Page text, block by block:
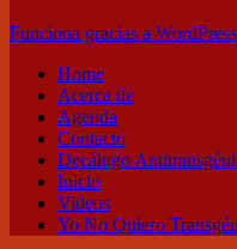
Funciona gracias a WordPress
Home
Acerca de
Agenda
Contacto
Decálogo
Inicio
Videos
Yo No Quiero